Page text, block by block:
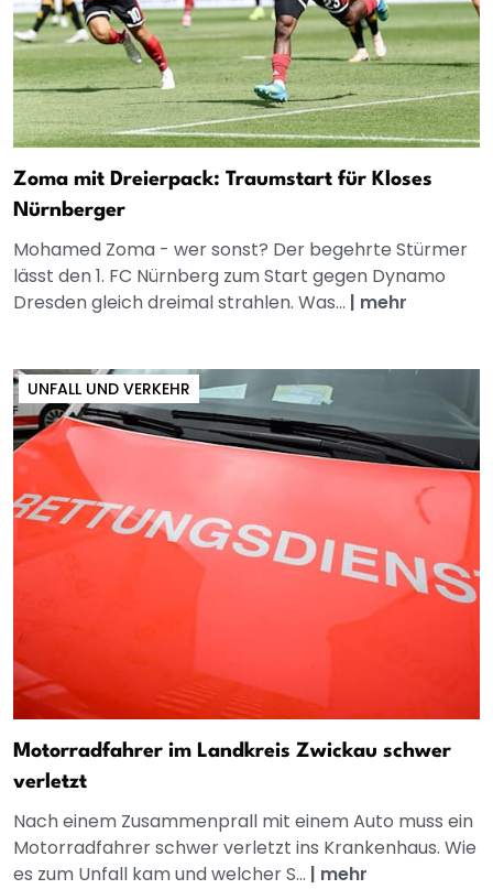
Zoma mit Dreierpack: Traumstart für Kloses
Nürnberger
Mohamed Zoma - wer sonst? Der begehrte Stürmer
lässt den 1. FC Nürnberg zum Start gegen Dynamo
Dresden gleich dreimal strahlen. Was... | mehr
UNFALL UND VERKEHR
Motorradfahrer im Landkreis Zwickau schwer
verletzt
Nach einem Zusammenprall mit einem Auto muss ein
Motorradfahrer schwer verletzt ins Krankenhaus. Wie
es zum Unfall kam und welcher S... | mehr